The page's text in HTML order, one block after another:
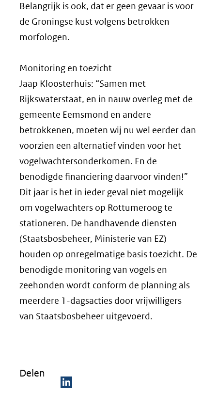
Belangrijk is ook, dat er geen gevaar is voor
de Groningse kust volgens betrokken
morfologen.
Monitoring en toezicht
Jaap Kloosterhuis: “Samen met
Rijkswaterstaat, en in nauw overleg met de
gemeente Eemsmond en andere
betrokkenen, moeten wij nu wel eerder dan
voorzien een alternatief vinden voor het
vogelwachtersonderkomen. En de
benodigde financiering daarvoor vinden!”
Dit jaar is het in ieder geval niet mogelijk
om vogelwachters op Rottumeroog te
stationeren. De handhavende diensten
(Staatsbosbeheer, Ministerie van EZ)
houden op onregelmatige basis toezicht. De
benodigde monitoring van vogels en
zeehonden wordt conform de planning als
meerdere 1-dagsacties door vrijwilligers
van Staatsbosbeheer uitgevoerd.
Delen